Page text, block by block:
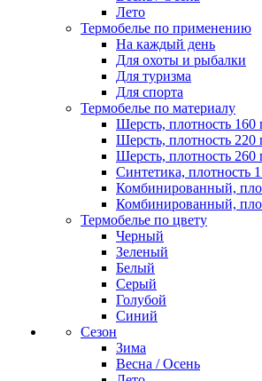
Лето
Термобелье по применению
На каждый день
Для охоты и рыбалки
Для туризма
Для спорта
Термобелье по материалу
Шерсть, плотность 160
Шерсть, плотность 220
Шерсть, плотность 260
Синтетика, плотность
Комбинированный,
Комбинированный,
Термобелье по цвету
Черный
Зеленый
Белый
Серый
Голубой
Синий
Сезон
Зима
Весна / Осень